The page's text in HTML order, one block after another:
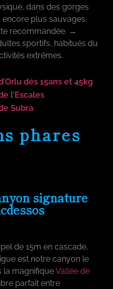
dans des gorges
plus sauvages.
recommandée. →
sportifs, habitués du
extrêmes.
dès 15ans et 45kg
l’Escales
Subra
phares
signature
de 15m en cascade,
est notre canyon le
la magnifiqueVallée de
parfait entre